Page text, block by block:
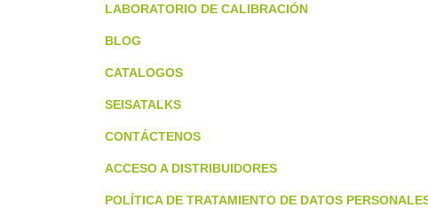
LABORATORIO DE CALIBRACIÓN
BLOG
CATALOGOS
SEISATALKS
CONTÁCTENOS
ACCESO A DISTRIBUIDORES
POLÍTICA DE TRATAMIENTO DE DATOS